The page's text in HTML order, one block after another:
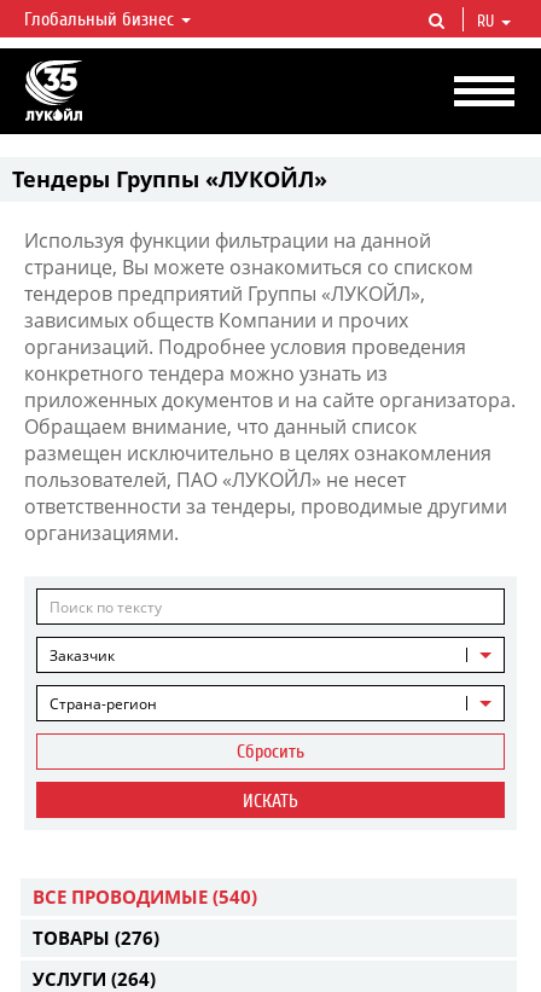
ЛУКОЙЛ СЕГОДНЯ
ЛУКОЙЛ — одна из крупнейших вертикально интегрированных
нефтегазовых компаний в мире, на долю которой приходится более 2%
мировой добычи нефти и около 1% доказанных запасов углеводородов.
Глобальный бизнес RU
Тендеры Группы «ЛУКОЙЛ»
Используя функции фильтрации на данной
странице, Вы можете ознакомиться со списком
тендеров предприятий Группы «ЛУКОЙЛ»,
зависимых обществ Компании и прочих
организаций. Подробнее условия проведения
конкретного тендера можно узнать из
приложенных документов и на сайте организатора.
Обращаем внимание, что данный список
размещен исключительно в целях ознакомления
пользователей, ПАО «ЛУКОЙЛ» не несет
ответственности за тендеры, проводимые другими
организациями.
Заказчик
Страна-регион
Сбросить
ИСКАТЬ
ВСЕ ПРОВОДИМЫЕ (540)
ТОВАРЫ (276)
УСЛУГИ (264)